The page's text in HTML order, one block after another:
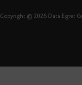
Copyright © 2026 Data Egret